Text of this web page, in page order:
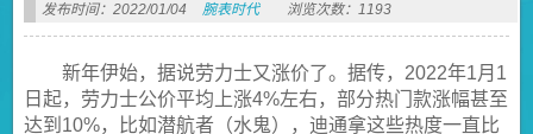
发布时间：2022/01/04 腕表时代 浏览次数：1193
新年伊始，据说劳力士又涨价了。据传，2022年1月1
日起，劳力士公价平均上涨4%左右，部分热门款涨幅甚至
达到10%，比如潜航者（水鬼），迪通拿这些热度一直比